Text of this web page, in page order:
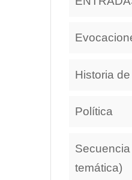
Historia
Política
temática)